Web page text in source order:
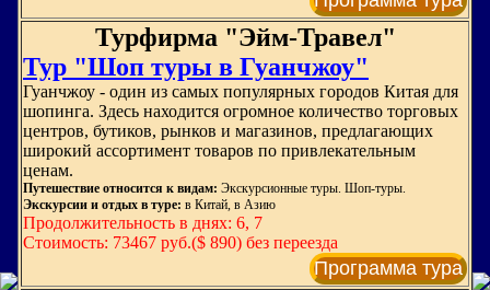
Турфирма "Эйм-Травел"
Тур "Шоп туры в Гуанчжоу"
Гуанчжоу - один из самых популярных городов Китая для
шопинга. Здесь находится огромное количество торговых
центров, бутиков, рынков и магазинов, предлагающих
широкий ассортимент товаров по привлекательным
ценам.
Путешествие относится к видам: Экскурсионные туры. Шоп-туры.
Экскурсии и отдых в туре: в Китай, в Азию
Продолжительность в днях: 6, 7
Стоимость: 73467 руб.($ 890) без переезда
Программа тура